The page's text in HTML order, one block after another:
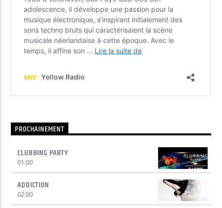
PROCHAINEMENT
CLUBBING PARTY
01:00
ADDICTION
02:00